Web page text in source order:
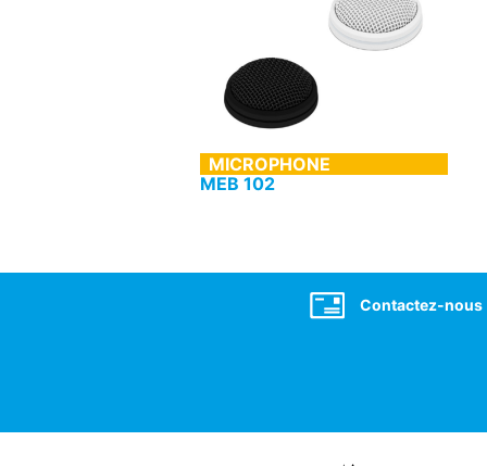
MICROPHONE
MEB 102
SocialContactez-nous